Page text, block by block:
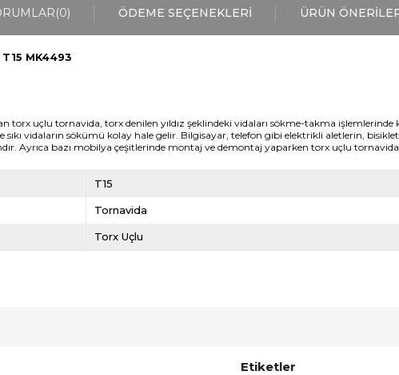
(0) ÖDEME SEÇENEKLERI ÜRÜN
T15 MK4493
torx uçlu tornavida, torx denilen yıldız şeklindeki vidaları sökme-takma
vidaların sökümü kolay hale gelir. Bilgisayar, telefon gibi elektrikli aletlerin,
Ayrıca bazı mobilya çeşitlerinde montaj ve demontaj yaparken torx uçlu
T15
Tornavida
Torx Uçlu
Etiketler